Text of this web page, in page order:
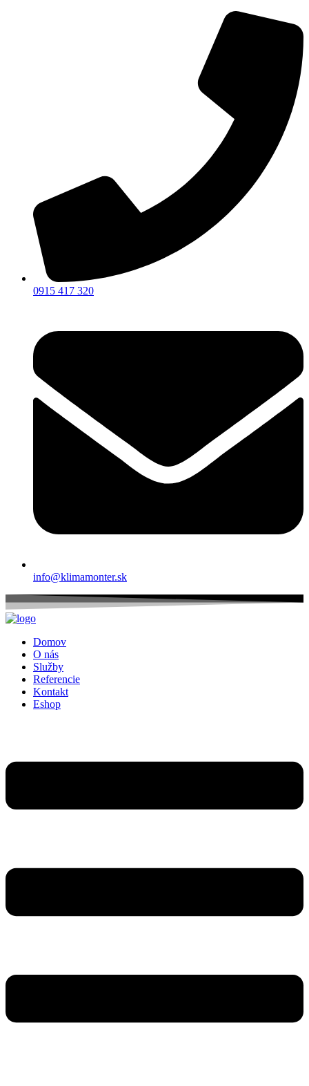
0915 417 320
info@klimamonter.sk
Domov
O nás
Služby
Referencie
Kontakt
Eshop